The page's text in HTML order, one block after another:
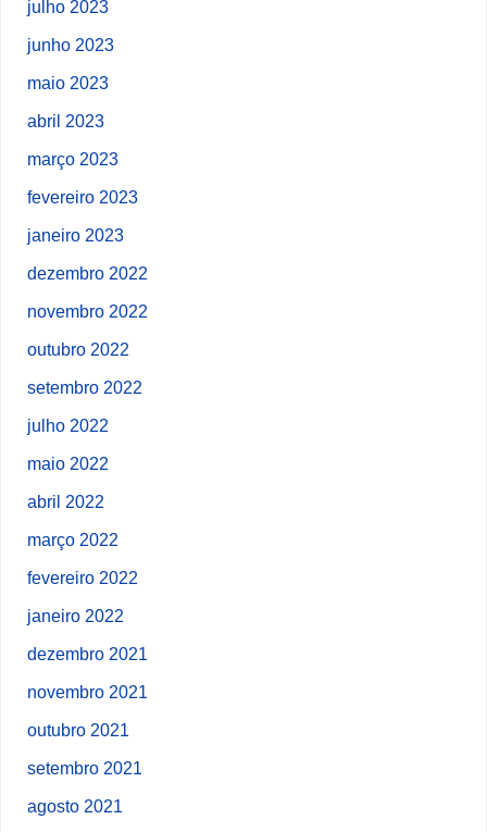
julho 2023
junho 2023
maio 2023
abril 2023
março 2023
fevereiro 2023
janeiro 2023
dezembro 2022
novembro 2022
outubro 2022
setembro 2022
julho 2022
maio 2022
abril 2022
março 2022
fevereiro 2022
janeiro 2022
dezembro 2021
novembro 2021
outubro 2021
setembro 2021
agosto 2021